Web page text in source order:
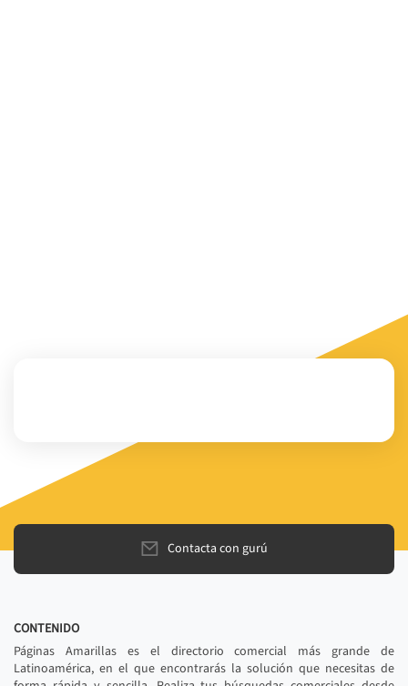
Contacta con gurú
CONTENIDO
Páginas Amarillas es el directorio comercial más grande de
Latinoamérica, en el que encontrarás la solución que necesitas de